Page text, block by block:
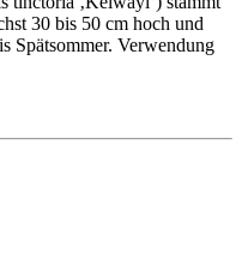
30 bis 50 cm hoch und
Spätsommer. Verwendung